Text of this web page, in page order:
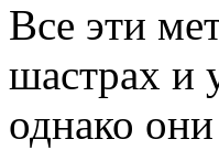
Все эти
шастрах и
однако